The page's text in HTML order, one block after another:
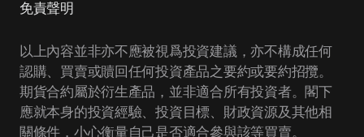
免責聲明
以上內容並非亦不應被視爲投資建議，亦不構成任何
認購、買賣或贖回任何投資產品之要約或要約招攬。
期貨合約屬於衍生產品，並非適合所有投資者。閣下
應就本身的投資經驗、投資目標、財政資源及其他相
關條件，小心衡量自己是否適合參與該等買賣。